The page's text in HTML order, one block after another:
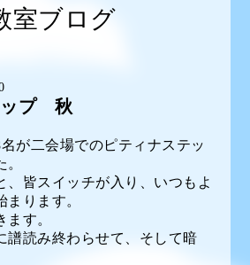
室ブログ
ップ 秋
が二会場でのピティナステッ
、皆スイッチが入り、いつもよ
まります。
す。
譜読み終わらせて、そして暗